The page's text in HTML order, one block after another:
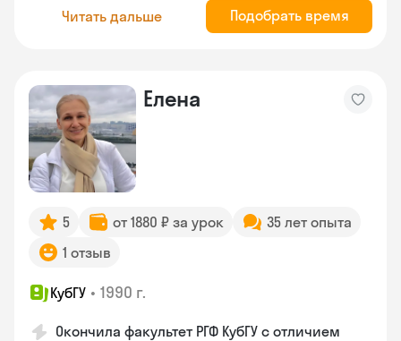
Читать дальше Подобрать время
Елена
5 от 1880 ₽ за урок
35 лет опыта
1 отзыв
КубГУ • 1990 г.
Окончила факультет РГФ КубГУ с отличием